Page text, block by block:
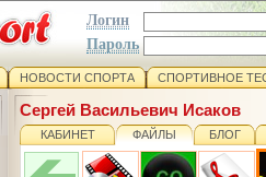
Логин
Пароль
НОВОСТИ СПОРТА СПОРТИВНОЕ
Сергей Васильевич Исаков
КАБИНЕТ ФАЙЛЫ БЛОГ